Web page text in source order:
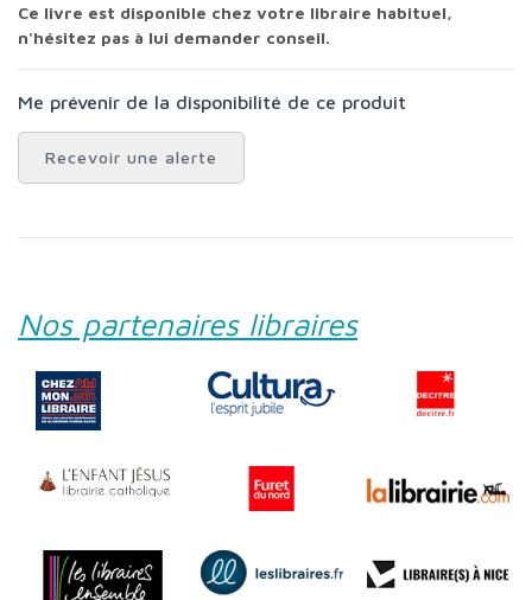
Ce livre est disponible chez votre libraire habituel,
n'hésitez pas à lui demander conseil.
Me prévenir de la disponibilité de ce produit
Recevoir une alerte
Nos partenaires libraires